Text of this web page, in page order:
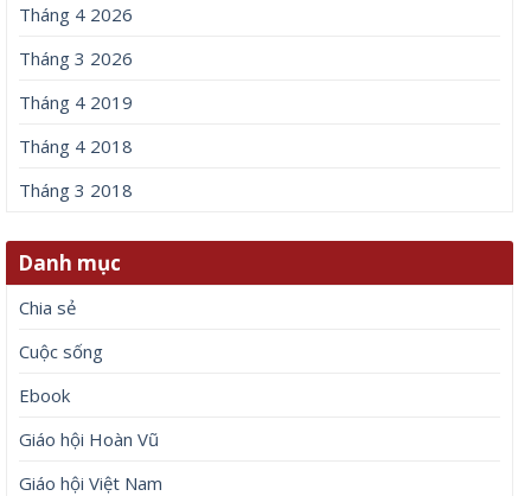
Tháng 4 2026
Tháng 3 2026
Tháng 4 2019
Tháng 4 2018
Tháng 3 2018
Danh mục
Chia sẻ
Cuộc sống
Ebook
Giáo hội Hoàn Vũ
Giáo hội Việt Nam